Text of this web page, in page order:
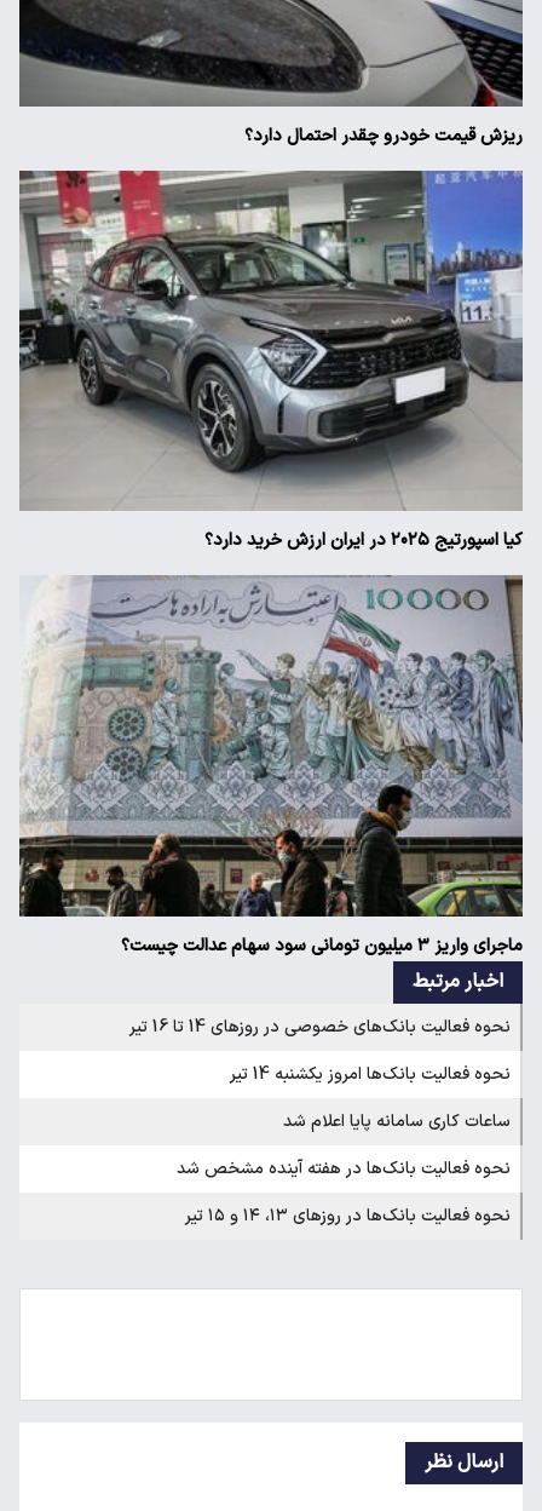
ریزش قیمت خودرو چقدر احتمال دارد؟
کیا اسپورتیج ۲۰۲۵ در ایران ارزش خرید دارد؟
ماجرای واریز ۳ میلیون تومانی سود سهام عدالت چیست؟
اخبار مرتبط
نحوه فعالیت بانک‌های خصوصی در روزهای 14 تا 16 تیر
نحوه فعالیت بانک‌ها امروز یکشنبه 14 تیر
ساعات کاری سامانه پایا اعلام شد
نحوه فعالیت بانک‌ها در هفته آینده مشخص شد
نحوه فعالیت بانک‌ها در روزهای ۱۳، ۱۴ و ۱۵ تیر
ارسال نظر